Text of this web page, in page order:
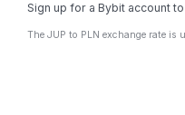
Sign up for a Bybit account
The JUP to PLN exchange rate is